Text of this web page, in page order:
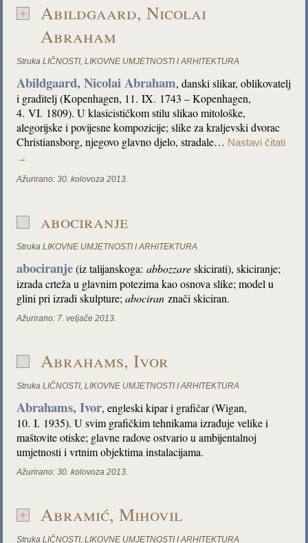
Abildgaard, Nicolai
Abraham
Struka LIČNOSTI,LIKOVNE UMJETNOSTI I ARHITEKTURA
Abildgaard, Nicolai Abraham, danski slikar, oblikovatelj
i graditelj (Kopenhagen, 11. IX. 1743 – Kopenhagen,
4. VI. 1809). U klasicističkom stilu slikao mitološke,
alegorijske i povijesne kompozicije; slike za kraljevski dvorac
Christiansborg, njegovo glavno djelo, stradale… Nastavi čitati
→
Ažurirano: 30. kolovoza 2013.
abociranje
Struka LIKOVNE UMJETNOSTI I ARHITEKTURA
abociranje(iz talijanskoga:abbozzareskicirati), skiciranje;
izrada crteža u glavnim potezima kao osnova slike; model u
glini pri izradi skulpture;abociran znači skiciran.
Ažurirano: 7. veljače 2013.
Abrahams, Ivor
Struka LIČNOSTI,LIKOVNE UMJETNOSTI I ARHITEKTURA
Abrahams, Ivor, engleski kipar i grafičar (Wigan,
10. I. 1935). U svim grafičkim tehnikama izrađuje velike i
maštovite otiske; glavne radove ostvario u ambijentalnoj
umjetnosti i vrtnim objektima instalacijama.
Ažurirano: 30. kolovoza 2013.
Abramić, Mihovil
Struka LIČNOSTI,LIKOVNE UMJETNOSTI I ARHITEKTURA